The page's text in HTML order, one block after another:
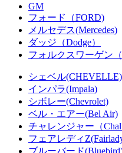
GM
フォード（FORD)
メルセデス(Mercedes)
ダッジ（Dodge）
フォルクスワーゲン（
シェベル(CHEVELLE)
インパラ(Impala)
シボレー(Chevrolet)
ベル・エアー(Bel Air)
チャレンジャー（
フェアレディ
ブルーバード